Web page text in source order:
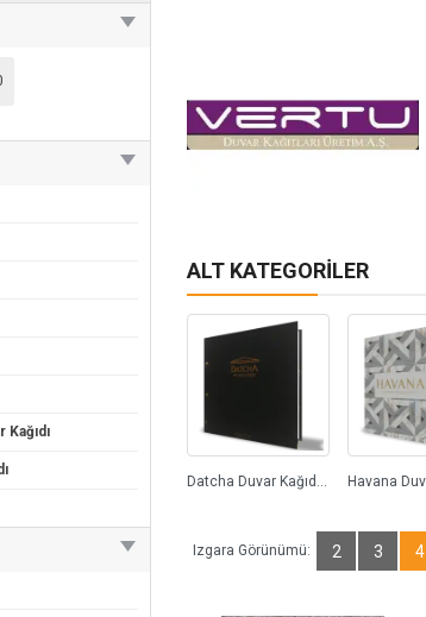
ALT KATEGORILER
Datcha Duvar Kağıdı (3)
Izgara Görünümü: 2 3 4